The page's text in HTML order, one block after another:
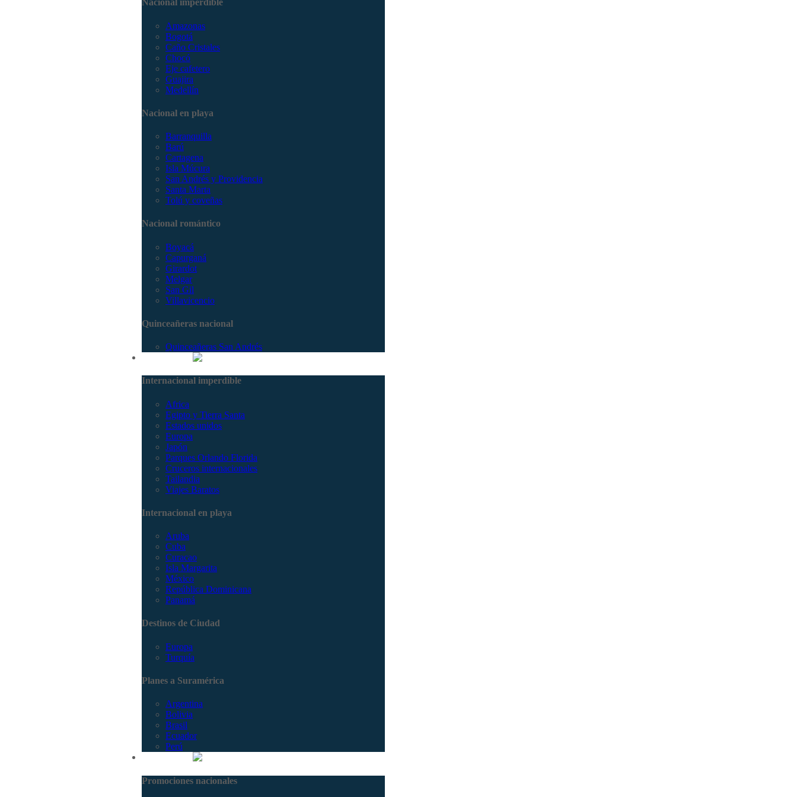
Nacional imperdible
Amazonas
Bogotá
Caño Cristales
Chocó
Eje cafetero
Guajira
Medellín
Nacional en playa
Barranquilla
Barú
Cartagena
Isla Múcura
San Andrés y Providencia
Santa Marta
Tolú y coveñas
Nacional romántico
Boyacá
Capurganá
Girardot
Melgar
San Gil
Villavicencio
Quinceañeras nacional
Quinceañeras San Andrés
Internacional imperdible
Africa
Egipto y Tierra Santa
Estados unidos
Europa
Japón
Parques Orlando Florida
Cruceros internacionales
Tailandia
Viajes Baratos
Internacional en playa
Aruba
Cuba
Curacao
Isla Margarita
México
República Dominicana
Panamá
Destinos de Ciudad
Europa
Turquía
Planes a Suramérica
Argentina
Bolivia
Brasil
Ecuador
Perú
Promociones nacionales